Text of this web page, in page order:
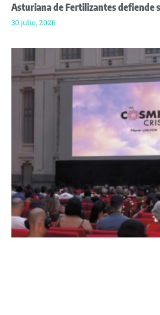
Asturiana de Fertilizantes defiende
30 julio, 2026